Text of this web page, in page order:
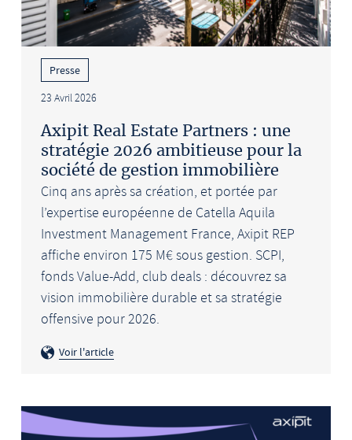
Presse
23 Avril 2026
Axipit Real Estate Partners : une
stratégie 2026 ambitieuse pour la
société de gestion immobilière
Cinq ans après sa création, et portée par
l’expertise européenne de Catella Aquila
Investment Management France, Axipit REP
affiche environ 175 M€ sous gestion. SCPI,
fonds Value-Add, club deals : découvrez sa
vision immobilière durable et sa stratégie
offensive pour 2026.
Voir l'article